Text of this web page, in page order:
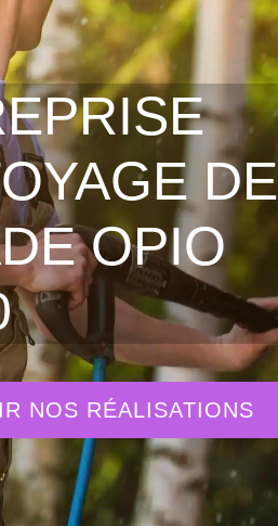
DE
OPIO
NOS RÉALISATIONS